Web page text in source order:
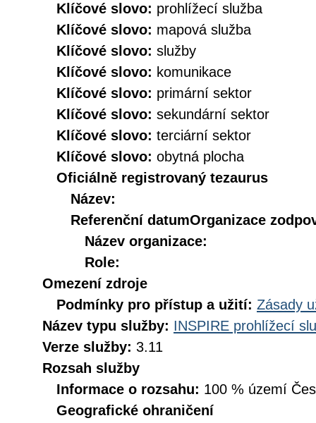
Klíčové slovo: prohlížecí služba
Klíčové slovo: mapová služba
Klíčové slovo: služby
Klíčové slovo: komunikace
Klíčové slovo: primární sektor
Klíčové slovo: sekundární sektor
Klíčové slovo: terciární sektor
Klíčové slovo: obytná plocha
Oficiálně registrovaný tezaurus
Název:
Referenční datumOrganizace
Název organizace:
Role:
Omezení zdroje
Podmínky pro přístup a užití: Zásady
Název typu služby: INSPIRE prohlížecí
Verze služby: 3.11
Rozsah služby
Informace o rozsahu: 100 % území
Geografické ohraničení